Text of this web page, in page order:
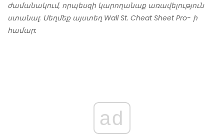
ժամանակում, որպեսզի կարողանաք առավելություն
ստանալ: Սեղմեք այստեղ Wall St. Cheat Sheet Pro- ի
համար:
ad